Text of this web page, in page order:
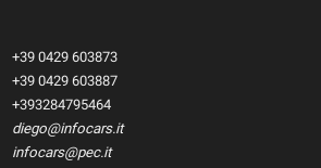
+39 0429 603873
+39 0429 603887
+393284795464
diego@infocars.it
infocars@pec.it